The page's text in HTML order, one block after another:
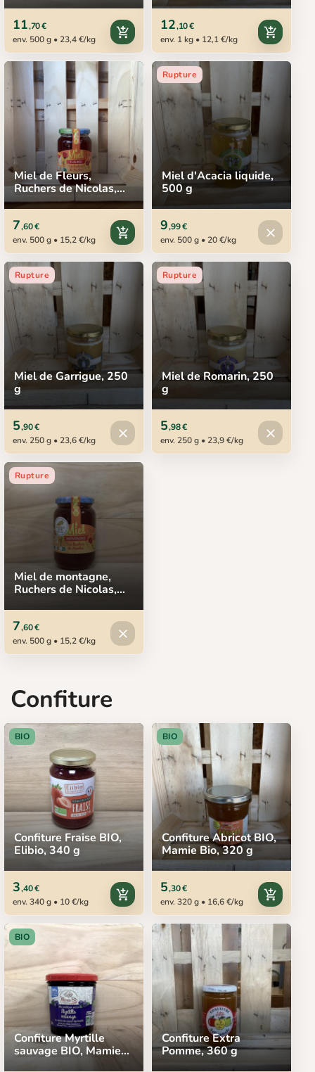
11,70 €
env. 500 g • 23,4 €/kg
add_shopping_cart 12,10 €
env. 1 kg • 12,1 €/kg
add_shopping_cart
Miel de Fleurs,
Ruchers de Nicolas,
500 g
7,60 €
env. 500 g • 15,2 €/kg
add_shopping_cart
Rupture
Miel d'Acacia liquide,
500 g
9,99 €
env. 500 g • 20 €/kg
close Produit
Rupture
Miel de Garrigue, 250
g
5,90 €
env. 250 g • 23,6 €/kg
close Produit indisponible
Rupture
Miel de Romarin, 250
g
5,98 €
env. 250 g • 23,9 €/kg
close Produit
Rupture
Miel de montagne,
Ruchers de Nicolas,
7,60 €
env. 500 g • 15,2 €/kg
close Produit indisponible
Confiture
BIO
Confiture Fraise BIO,
Elibio, 340 g
3,40 €
env. 340 g • 10 €/kg
add_shopping_cart
BIO
Confiture Abricot BIO,
Mamie Bio, 320 g
5,30 €
env. 320 g • 16,6 €/kg
add_shopping_cart
BIO
Confiture Myrtille
sauvage BIO, Mamie
Bio, 320 g
Confiture Extra
Pomme, 360 g